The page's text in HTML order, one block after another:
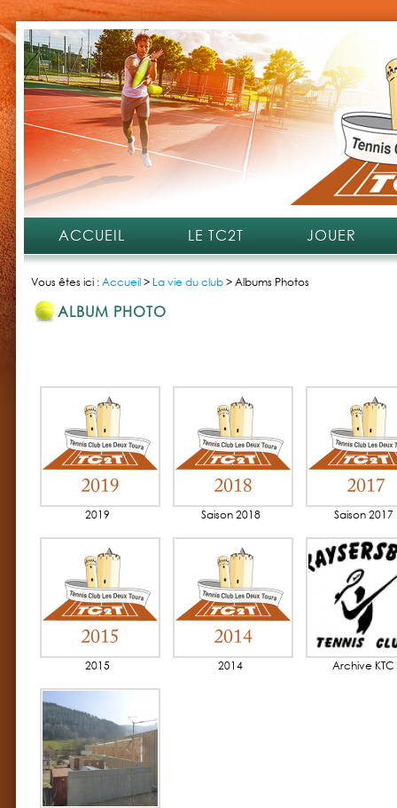
ACCUEIL LE TC2T JOUER
Vous êtes ici :Accueil> La vie du club>Albums Photos
ALBUM PHOTO
2019 Saison 2018 Saison 2017
2015 2014 Archive KTC